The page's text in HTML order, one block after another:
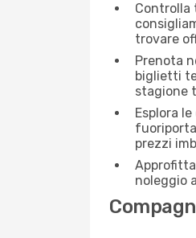
Controlla
trovare
Prenota
biglietti
stagione
Esplora
prezzi
noleggio